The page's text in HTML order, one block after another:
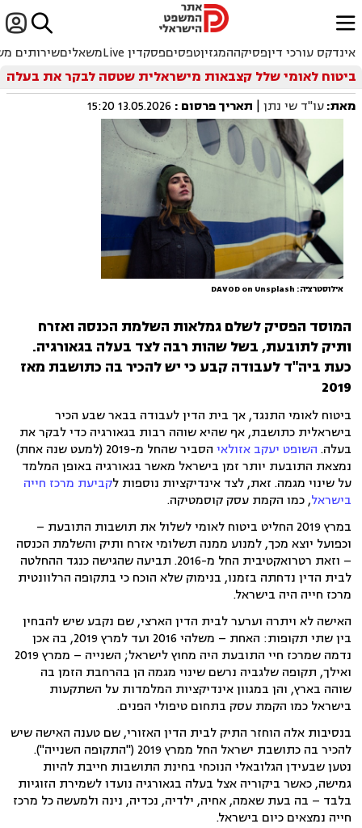

ﱐ
אינדקס עורכי דיןפסיקההמגזיןטפסיםפסקדין Live משאליםשירותים
ביטוח לאומי שלל קצבאות מישראלית שטסה לבקר את בעלה
מאת:עו"ד שי נתן | תאריך פרסום :
13.05.2026 15:20
אילוסטרציה: DAVOD on Unsplash
המוסד הפסיק לשלם גמלאות השלמת הכנסה ואזרח
ותיק לתובעת, בשל שהות רבה לצד בעלה בגאורגיה.
כעת ביה"ד לעבודה קבע כי יש להכיר בה כתושבת מאז
2019
ביטוח לאומי התנגד, אך בית הדין לעבודה בבאר שבע הכיר
בישראלית כתושבת, אף שהיא שוהה רבות בגאורגיה כדי לבקר את
בעלה. השופט יעקב אזולאי
הסביר שהחל מ-2019 (למעט שנה אחת)
נמצאת התובעת יותר זמן בישראל מאשר בגאורגיה באופן המלמד
על שינוי מגמה. זאת, לצד אינדיקציות נוספות לקביעת מרכז חייה
בישראל, כמו הקמת עסק קוסמטיקה.
במרץ 2019 החליט ביטוח לאומי לשלול את תושבות התובעת –
וכפועל יוצא מכך, למנוע ממנה תשלומי אזרח ותיק והשלמת הכנסה
– וזאת רטרואקטיבית החל מ-2016. תביעה שהגישה כנגד ההחלטה
לבית הדין נדחתה בזמנו, בנימוק שלא הוכח כי בתקופה הרלוונטית
מרכז חייה היה בישראל.
האישה לא ויתרה וערער לבית הדין הארצי, שם נקבע שיש להבחין
בין שתי תקופות: האחת – משלהי 2016 ועד למרץ 2019, בה אכן
נדמה שמרכז חיי התובעת היה מחוץ לישראל; השנייה – ממרץ 2019
ואילך, תקופה שלגביה נרשם שינוי מגמה הן בהרחבת הזמן בה
שוהה בארץ, והן במגוון אינדיקציות המלמדות על השתקעות
בישראל כמו הקמת עסק בתחום טיפולי הפנים.
בנסיבות אלה הוחזר התיק לבית הדין האזורי, שם טענה האישה שיש
להכיר בה כתושבת ישראל החל ממרץ 2019 ("התקופה השנייה").
נטען שבעידן הגלובאלי הנוכחי בחינת התושבות חייבת להיות
גמישה, כאשר ביקוריה אצל בעלה בגאורגיה נועדו לשמירת הזוגיות
בלבד – בה בעת שאמה, אחיה, ילדיה, נכדיה, נינה ולמעשה כל מרכז
חייה נמצאים כיום בישראל.